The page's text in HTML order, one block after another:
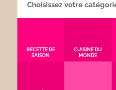
Choisissez votre
RECETTE DE
SAISON
CUISINE DU
MONDE